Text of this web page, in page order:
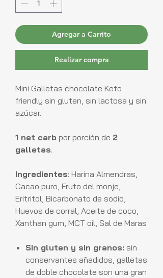
Agregar a Carrito
Realizar compra
Mini Galletas chocolate Keto
friendly sin gluten, sin lactosa y sin
azúcar.
1 net carb por porción de 2
galletas.
Ingredientes: Harina Almendras,
Cacao puro, Fruto del monje,
Eritritol, Bicarbonato de sodio,
Huevos de corral, Aceite de coco,
Xanthan gum, MCT oil, Sal de Maras
Sin gluten y sin granos: sin
conservantes añadidos, galletas
de doble chocolate son una gran